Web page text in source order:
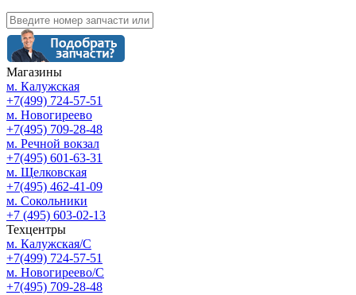
Магазины
м. Калужская
+7(499) 724-57-51
м. Новогиреево
+7(495) 709-28-48
м. Речной вокзал
+7(495) 601-63-31
м. Щелковская
+7(495) 462-41-09
м. Сокольники
+7 (495) 603-02-13
Техцентры
м. Калужская/С
+7(499) 724-57-51
м. Новогиреево/С
+7(495) 709-28-48